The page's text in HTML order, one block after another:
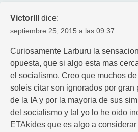
VictorIII dice:
septiembre 25, 2015 a las 09:37
Curiosamente Larburu la
opuesta, que si algo esta mas
el socialismo. Creo que muchos
soleis citar son ignorados por gran
de la IA y por la mayoria de sus
del socialismo y tal yo lo he oido
ETAkides que es algo a considerar